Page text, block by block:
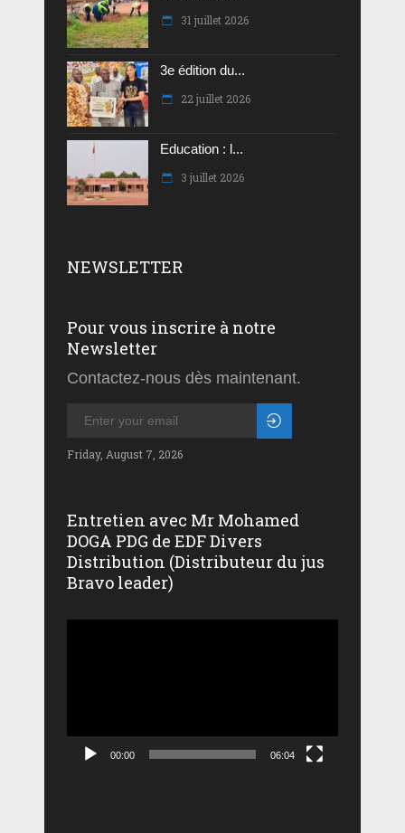
31 juillet 2026
3e édition du...
22 juillet 2026
Education : l...
3 juillet 2026
NEWSLETTER
Pour vous inscrire à notre
Newsletter
Contactez-nous dès maintenant.
Friday, August 7, 2026
Entretien avec Mr Mohamed
DOGA PDG de EDF Divers
Distribution (Distributeur du jus
Bravo leader)
00:00 06:04